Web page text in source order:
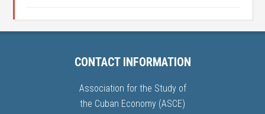
CONTACT INFORMATION
Association for the Study of
the Cuban Economy (ASCE)